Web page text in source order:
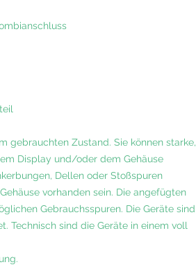
gebrauchten Zustand. Sie können starke,
Display und/oder dem Gehäuse
Dellen oder Stoßspuren
vorhanden sein. Die angefügten
Gebrauchsspuren. Die Geräte sind
Technisch sind die Geräte in einem voll